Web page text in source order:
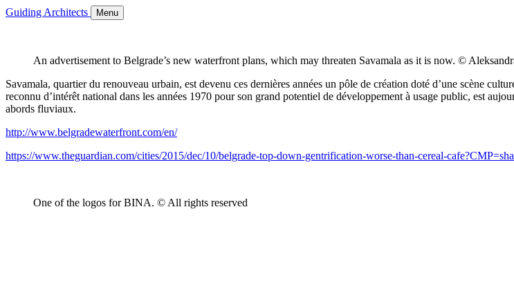
Guiding Architects Menu
An advertisement to Belgrade’s new waterfront plans, which may threaten Savamala as it is now. ©
Savamala, quartier du renouveau urbain, est devenu ces dernières années un pôle de création doté d’une scène
reconnu d’intérêt national dans les années 1970 pour son grand potentiel de développement à usage public, est
abords fluviaux.
http://www.belgradewaterfront.com/en/
https://www.theguardian.com/cities/2015/dec/10/belgrade-top-down-gentrification-worse-than-cereal-
One of the logos for BINA. © All rights reserved